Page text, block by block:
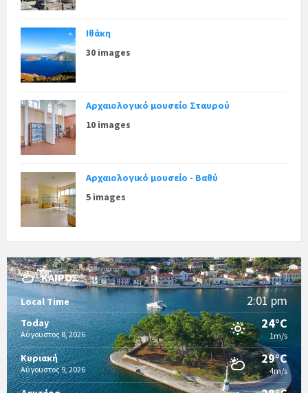
Ιθάκη
30 images
Αρχαιολογικό μουσείο Σταυρού
10 images
Αρχαιολογικό μουσείο - Βαθύ
5 images
ΚΑΙΡΌΣ
Local Time 2:01 pm
Today
Αύγουστος 8, 2026
24°C
1m/s
Κυριακή
Αύγουστος 9, 2026
29°C
4m/s